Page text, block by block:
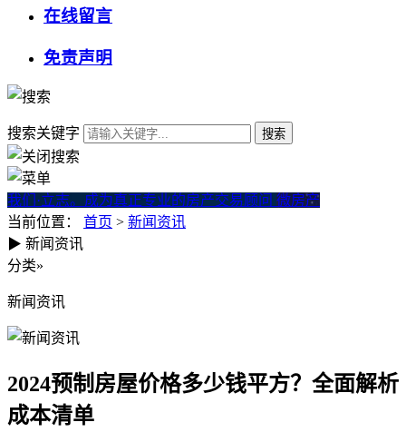
在线留言
免责声明
搜索关键字
我们·立志。成为真正专业的房产交易顾问 微房产
当前位置： 首页 > 新闻资讯
2024预制房屋价格多少钱平方
▶ 新闻资讯
分类»
新闻资讯
2024预制房屋价格多少钱平方？全面解析
成本清单